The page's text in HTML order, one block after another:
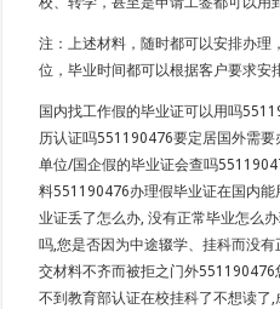
注：上述材料，随时都可以安排办理
位，毕业时间都可以根据客户要求安
国内找工作假的毕业证可以用吗
历认证吗551190476要定居国外需
单位/国企假的毕业证会查吗
料551190476办理假毕业证在国内
业证丢了怎么办, 没有正常毕业怎么
吗,您是否因为中途辍学、挂科而没
交材料不齐而被拒之门外
不到教育部认证在校挂科了不想读了